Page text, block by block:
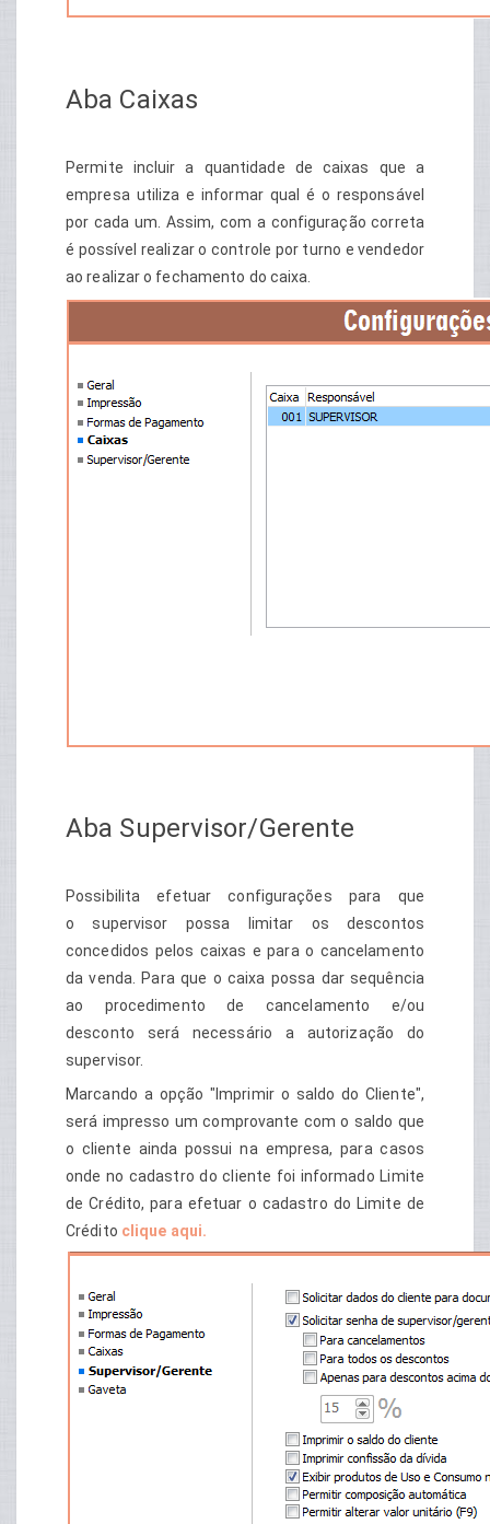
Aba Caixas
Permite incluir a quantidade de caixas que a
empresa utiliza e informar qual é o responsável
por cada um. Assim, com a configuração correta
é possível realizar o controle por turno e vendedor
ao realizar o fechamento do caixa.
Aba Supervisor/Gerente
Possibilita efetuar configurações para que
o supervisor possa limitar os descontos
concedidos pelos caixas e para o cancelamento
da venda. Para que o caixa possa dar sequência
ao procedimento de cancelamento e/ou
desconto será necessário a autorização do
supervisor.
Marcando a opção "Imprimir o saldo do Cliente",
será impresso um comprovante com o saldo que
o cliente ainda possui na empresa, para casos
onde no cadastro do cliente foi informado Limite
de Crédito, para efetuar o cadastro do Limite de
Crédito clique aqui.